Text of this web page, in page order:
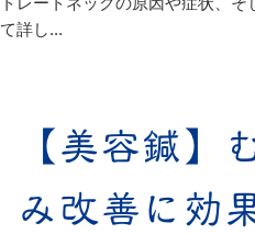
て詳し...
【美容鍼】
み改善に効